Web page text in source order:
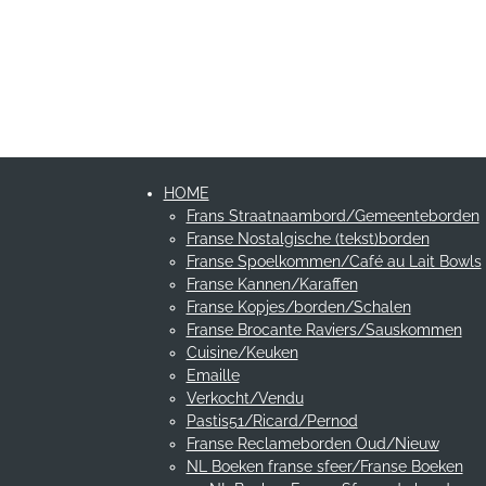
HOME
Frans Straatnaambord/Gemeenteborden
Franse Nostalgische (tekst)borden
Franse Spoelkommen/Café au Lait Bowls
Franse Kannen/Karaffen
Franse Kopjes/borden/Schalen
Franse Brocante Raviers/Sauskommen
Cuisine/Keuken
Emaille
Verkocht/Vendu
Pastis51/Ricard/Pernod
Franse Reclameborden Oud/Nieuw
NL Boeken franse sfeer/Franse Boeken